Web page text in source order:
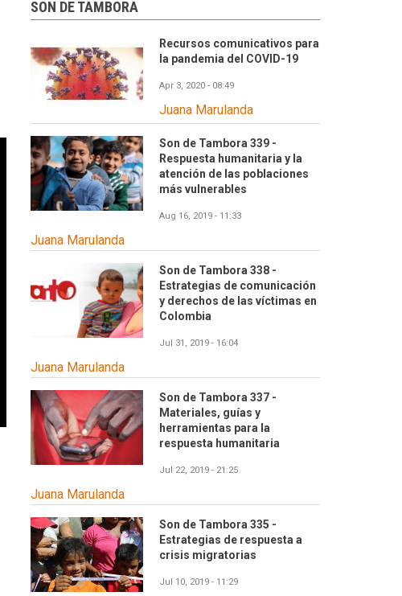
SON DE TAMBORA
Recursos comunicativos para
la pandemia del COVID-19
Apr 3, 2020 - 08:49
Juana Marulanda
Son de Tambora 339 -
Respuesta humanitaria y la
atención de las poblaciones
más vulnerables
Aug 16, 2019 - 11:33
Juana Marulanda
Son de Tambora 338 -
Estrategias de comunicación
y derechos de las víctimas en
Colombia
Jul 31, 2019 - 16:04
Juana Marulanda
Son de Tambora 337 -
Materiales, guías y
herramientas para la
respuesta humanitaria
Jul 22, 2019 - 21:25
Juana Marulanda
Son de Tambora 335 -
Estrategias de respuesta a
crisis migratorias
Jul 10, 2019 - 11:29